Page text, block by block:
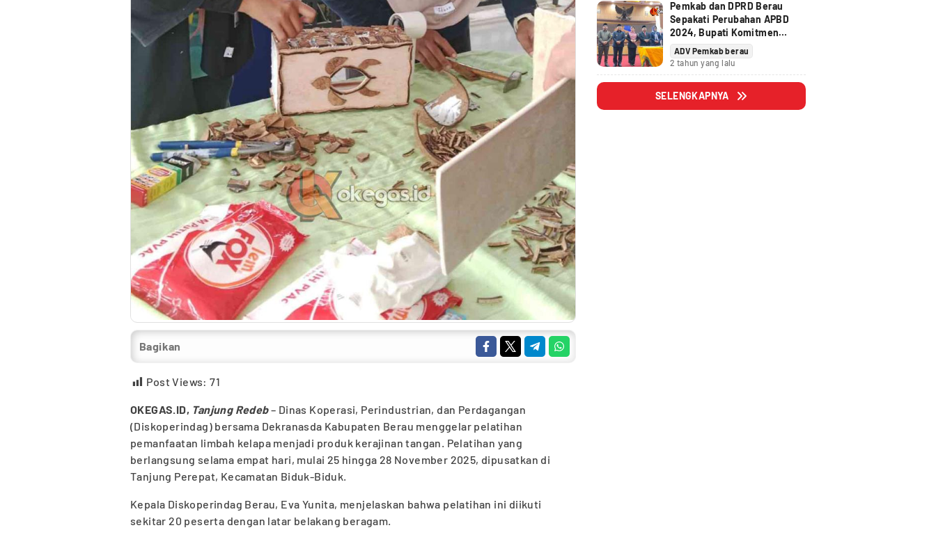
Bagikan
Post Views: 71
OKEGAS.ID, Tanjung Redeb– Dinas Koperasi, Perindustrian, dan Perdagangan
(Diskoperindag) bersama Dekranasda Kabupaten Berau menggelar pelatihan
pemanfaatan limbah kelapa menjadi produk kerajinan tangan. Pelatihan yang
berlangsung selama empat hari, mulai 25 hingga 28 November 2025, dipusatkan di
Tanjung Perepat, Kecamatan Biduk-Biduk.
Kepala Diskoperindag Berau, Eva Yunita, menjelaskan bahwa pelatihan ini diikuti
sekitar 20 peserta dengan latar belakang beragam.
Pemkab dan DPRD Berau
Sepakati Perubahan APBD
2024, Bupati Komitmen
Tindak Lanjuti Pandangan
Fraksi
ADV Pemkab berau
2 tahun yang lalu
SELENGKAPNYA